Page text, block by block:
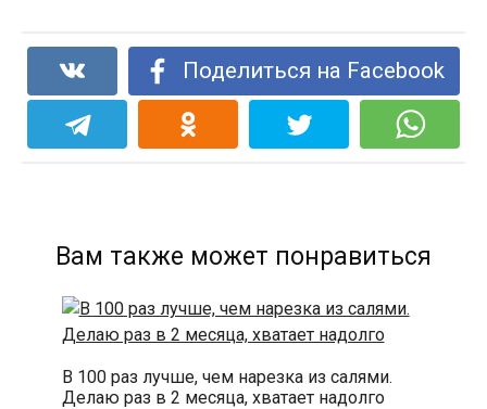
Поделиться на Facebook
Вам также может понравиться
В 100 раз лучше, чем нарезка из салями.
Делаю раз в 2 месяца, хватает надолго